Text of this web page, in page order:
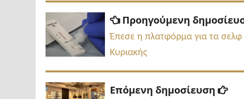
Πλοήγηση
άρθρων
Προηγούμενη
Έπεσε η πλατφόρμα για τα
Κυριακής
Επόμενη δημοσίευση